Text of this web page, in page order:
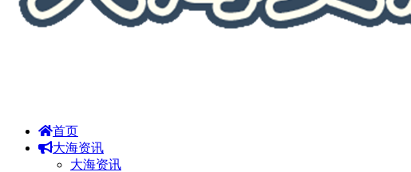
首页
大海资讯
大海资讯